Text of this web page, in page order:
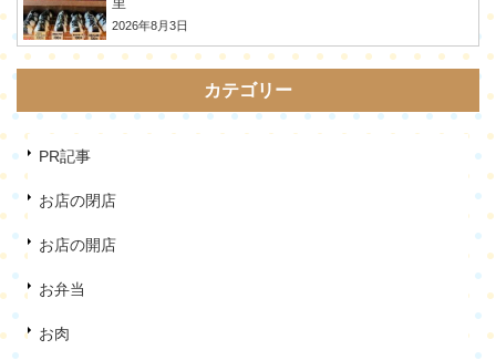
里
2026年8月3日
カテゴリー
PR記事
お店の閉店
お店の開店
お弁当
お肉